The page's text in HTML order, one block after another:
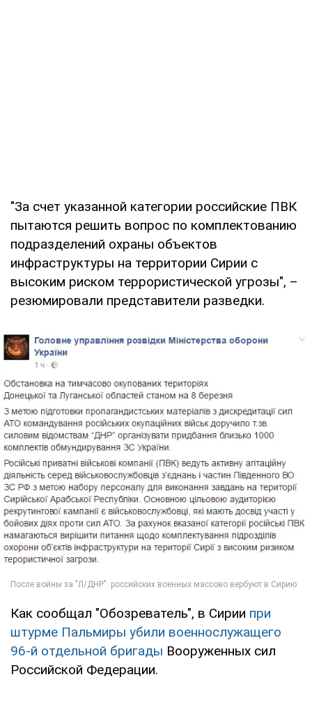
"За счет указанной категории российские ПВК
пытаются решить вопрос по комплектованию
подразделений охраны объектов
инфраструктуры на территории Сирии с
высоким риском террористической угрозы", –
резюмировали представители разведки.
Как сообщал "Обозреватель", в Сирии при
штурме Пальмиры убили военнослужащего
96-й отдельной бригады Вооруженных сил
Российской Федерации.